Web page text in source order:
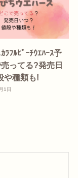
ﾗﾌﾙﾋﾟｰﾁｳｴﾊｰｽ予
ってる?発売日
や種類も!
1日